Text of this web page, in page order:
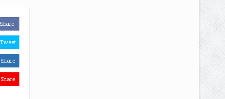
Share
Tweet
Share
Share